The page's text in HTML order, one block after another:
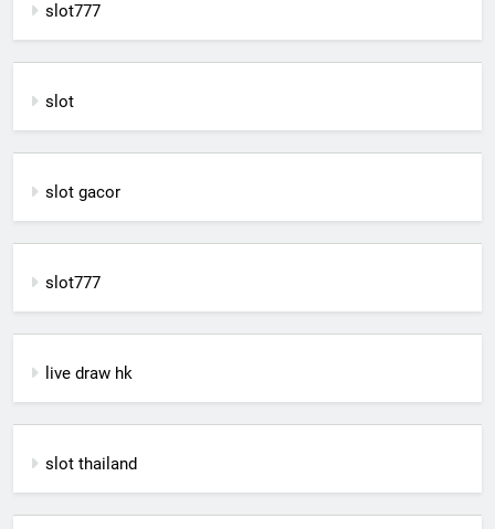
slot777
slot
slot gacor
slot777
live draw hk
slot thailand